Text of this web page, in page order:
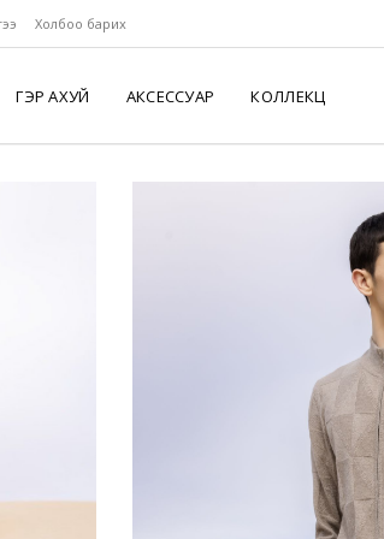
Холбоо барих
ГЭР АХУЙ АКСЕССУАР КОЛЛЕКЦ